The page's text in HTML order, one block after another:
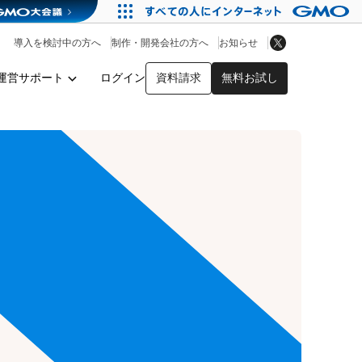
営サポート ログイン 資料請求 無料お試し
導入を検討中の方へ 制作・開発会社の方へ お知らせ
アプリストア